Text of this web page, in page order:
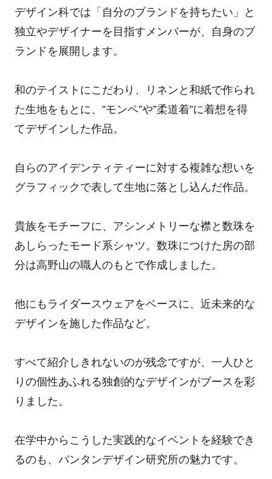
デザイン科では「自分のブランドを持ちたい」と
独立やデザイナーを目指すメンバーが、自身のブ
ランドを展開します。
和のテイストにこだわり、リネンと和紙で作られ
た生地をもとに、”モンペ”や”柔道着”に着想を得
てデザインした作品。
自らのアイデンティティーに対する複雑な想いを
グラフィックで表して生地に落とし込んだ作品。
貴族をモチーフに、アシンメトリーな襟と数珠を
あしらったモード系シャツ。数珠につけた房の部
分は高野山の職人のもとで作成しました。
他にもライダースウェアをベースに、近未来的な
デザインを施した作品など。
すべて紹介しきれないのが残念ですが、一人ひと
りの個性あふれる独創的なデザインがブースを彩
りました。
在学中からこうした実践的なイベントを経験でき
るのも、バンタンデザイン研究所の魅力です。